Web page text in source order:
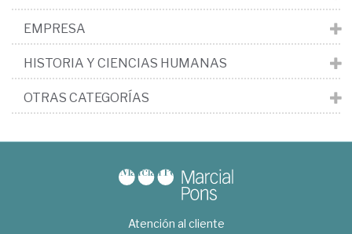
EMPRESA
HISTORIA Y CIENCIAS HUMANAS
OTRAS CATEGORÍAS
Atención al cliente